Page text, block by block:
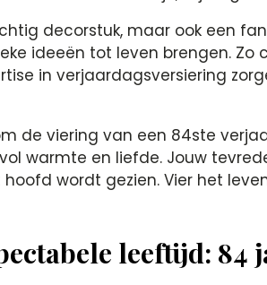
decorstuk, maar ook een
ideeën tot leven brengen.
in verjaardagsversiering
de viering van een 84ste
warmte en liefde. Jouw
wordt gezien. Vier het
leeftijd: 84